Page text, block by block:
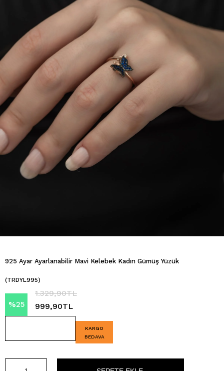
925 Ayar Ayarlanabilir Mavi Kelebek Kadın Gümüş Yüzük
(TRDYL995)
%25
1.329,90TL
999,90TL
KARGO
BEDAVA